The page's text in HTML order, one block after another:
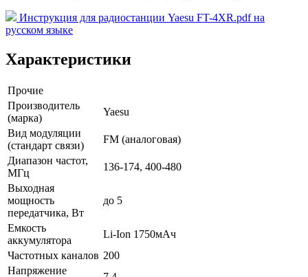
Инструкция для радиостанции Yaesu FT-4XR.pdf на
русском языке
Характеристики
Прочие
Производитель
(марка)
Yaesu
Вид модуляции
(стандарт связи)
FM (аналоговая)
Диапазон частот,
МГц
136-174, 400-480
Выходная
мощность
передатчика, Вт
до 5
Емкость
аккумулятора
Li-Ion 1750мАч
Частотных каналов 200
Напряжение